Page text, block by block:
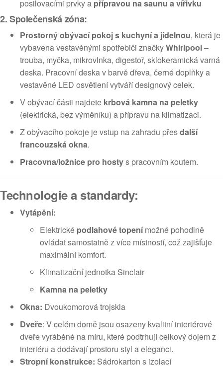
posilovacími prvky a přípravou na saunu a vířivku
2. Společenská zóna:
Prostorný obývací pokoj s kuchyní a jídelnou, která je
vybavena vestavěnými spotřebiči značkyWhirlpool–
trouba, myčka, mikrovlnka, digestoř, sklokeramická varná
deska. Pracovní deska v barvě dřeva, černé doplňky a
vestavěné LED osvětlení vytváří designový celek.
V obývací části najdete krbová kamna na peletky
(elektrická, bez výměníku) a přípravu na klimatizaci.
Z obývacího pokoje je vstup na zahradu přesdalší
francouzská okna.
Pracovna/ložnice pro hostys pracovním koutem.
Technologie a standardy:
Vytápění:
Elektrické podlahové topenímožné pohodlně
ovládat samostatně z více místností, což zajišťuje
maximální komfort.
Klimatizační jednotka Sinclair
Kamna na peletky
Okna: Dvoukomorová trojskla
Dveře: V celém domě jsou osazeny kvalitní interiérové
dveře vyráběné na míru, které podtrhují celkový dojem z
interiéru a dodávají prostoru styl a eleganci.
Stropní konstrukce: Sádrokarton s izolací